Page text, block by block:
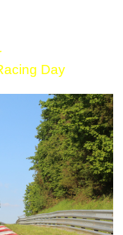
Day